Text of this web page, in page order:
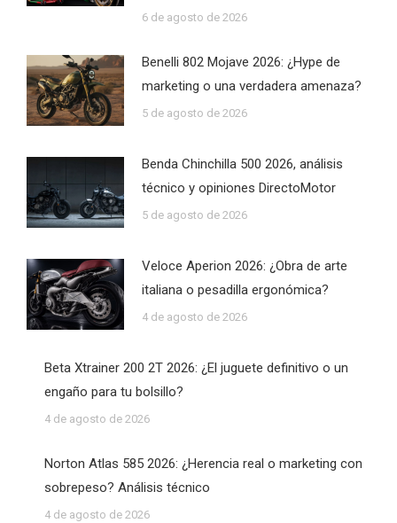
6 de agosto de 2026
Benelli 802 Mojave 2026: ¿Hype de
marketing o una verdadera amenaza?
5 de agosto de 2026
Benda Chinchilla 500 2026, análisis
técnico y opiniones DirectoMotor
5 de agosto de 2026
Veloce Aperion 2026: ¿Obra de arte
italiana o pesadilla ergonómica?
4 de agosto de 2026
Beta Xtrainer 200 2T 2026: ¿El juguete definitivo o un
engaño para tu bolsillo?
4 de agosto de 2026
Norton Atlas 585 2026: ¿Herencia real o marketing con
sobrepeso? Análisis técnico
4 de agosto de 2026